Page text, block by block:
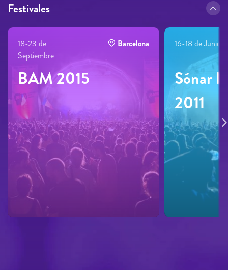
Festivales
18-23 de
Septiembre
Barcelona
BAM 2015
16-18 de Junio
Sónar
2011